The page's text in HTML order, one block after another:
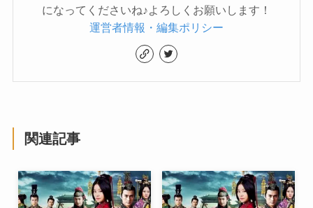
になってくださいね♪よろしくお願いします！
運営者情報・編集ポリシー
関連記事